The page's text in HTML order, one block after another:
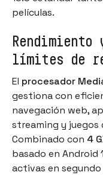
películas.
límites de
El procesador
gestiona con
navegación web,
streaming y juegos
Combinado con 4
basado en Android
activas en